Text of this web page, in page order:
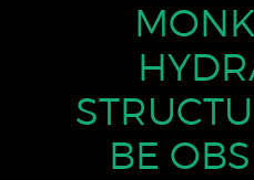
BE